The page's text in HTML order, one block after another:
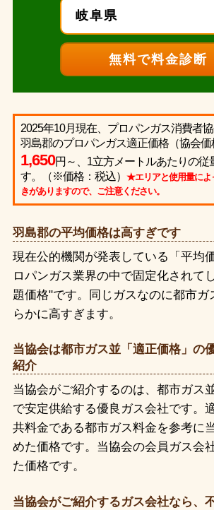
2025年10月現在、プロパンガス消費者
羽島郡のプロパンガス適正価格（協会
1,650円～、1立方メートルあたりの従
す。（※価格：税込） ★エリアと使用量によ
きがありますので、ご注意ください。
羽島郡の平均価格は高すぎです
現在公的機関が発表している「平均
ロパンガス業界の中で固定化されて
題価格"です。同じガスなのに都市ガ
らかに高すぎます。
当協会は都市ガス並「適正価格」の
紹介
当協会がご紹介するのは、都市ガス
で安定供給する優良ガス会社です。
共料金である都市ガス料金を参考に
めた価格です。当協会の会員ガス会
た価格です。
当協会がご紹介するガス会社なら、